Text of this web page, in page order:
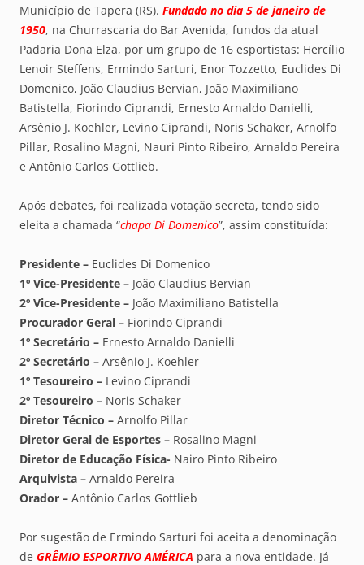
Município de Tapera (RS). Fundado no dia 5 de janeiro de
1950, na Churrascaria do Bar Avenida, fundos da atual
Padaria Dona Elza, por um grupo de 16 esportistas: Hercílio
Lenoir Steffens, Ermindo Sarturi, Enor Tozzetto, Euclides Di
Domenico, João Claudius Bervian, João Maximiliano
Batistella, Fiorindo Ciprandi, Ernesto Arnaldo Danielli,
Arsênio J. Koehler, Levino Ciprandi, Noris Schaker, Arnolfo
Pillar, Rosalino Magni, Nauri Pinto Ribeiro, Arnaldo Pereira
e Antônio Carlos Gottlieb.
Após debates, foi realizada votação secreta, tendo sido
eleita a chamada “chapa Di Domenico”, assim constituída:
Presidente – Euclides Di Domenico
1º Vice-Presidente – João Claudius Bervian
2º Vice-Presidente – João Maximiliano Batistella
Procurador Geral – Fiorindo Ciprandi
1º Secretário – Ernesto Arnaldo Danielli
2º Secretário – Arsênio J. Koehler
1º Tesoureiro – Levino Ciprandi
2º Tesoureiro – Noris Schaker
Diretor Técnico – Arnolfo Pillar
Diretor Geral de Esportes – Rosalino Magni
Diretor de Educação Física- Nairo Pinto Ribeiro
Arquivista – Arnaldo Pereira
Orador – Antônio Carlos Gottlieb
Por sugestão de Ermindo Sarturi foi aceita a denominação
de GRÊMIO ESPORTIVO AMÉRICA para a nova entidade. Já